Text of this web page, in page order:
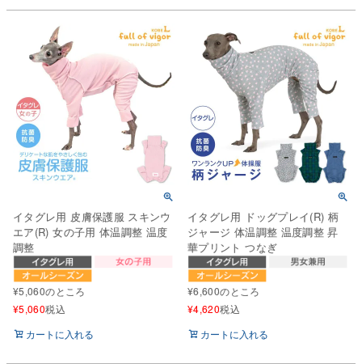
イタグレ用 皮膚保護服 スキンウ
エア(R) 女の子用 体温調整 温度
調整
¥5,060のところ
¥5,060税込
カートに入れる
イタグレ用 ドッグプレイ(R) 柄
ジャージ 体温調整 温度調整 昇
華プリント つなぎ
¥6,600のところ
¥4,620税込
カートに入れる